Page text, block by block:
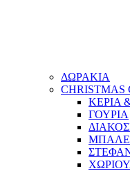
ΔΩΡΑΚΙΑ
CHRISTMAS
ΚΕΡΙΑ
ΓΟΥΡΙΑ